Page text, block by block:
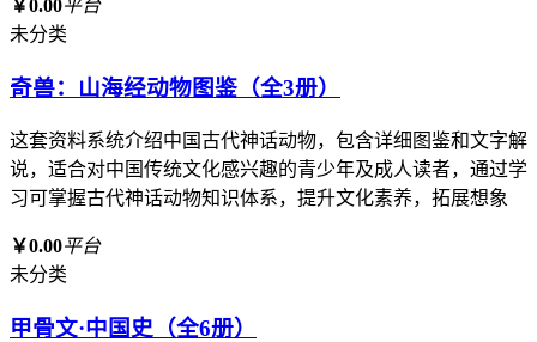
￥0.00平台
未分类
奇兽：山海经动物图鉴（全3册）
这套资料系统介绍中国古代神话动物，包含详细图鉴和文字解
说，适合对中国传统文化感兴趣的青少年及成人读者，通过学
习可掌握古代神话动物知识体系，提升文化素养，拓展想象
￥0.00平台
未分类
甲骨文·中国史（全6册）